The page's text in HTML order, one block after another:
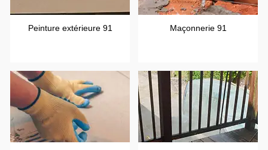
Peinture extérieure 91 Maçonnerie 91